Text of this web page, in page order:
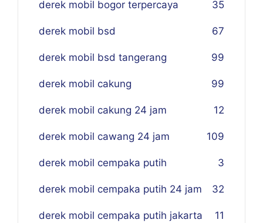
derek mobil bogor terpercaya 35
derek mobil bsd 67
derek mobil bsd tangerang 99
derek mobil cakung 99
derek mobil cakung 24 jam 12
derek mobil cawang 24 jam 109
derek mobil cempaka putih 3
derek mobil cempaka putih 24 jam 32
derek mobil cempaka putih jakarta 11